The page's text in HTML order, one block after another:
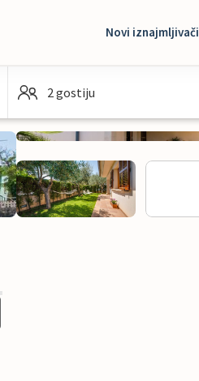
Novi iznajmljivači
2 gostiju